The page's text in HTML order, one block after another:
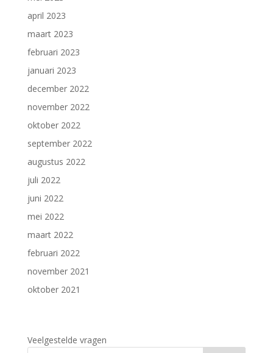
april 2023
maart 2023
februari 2023
januari 2023
december 2022
november 2022
oktober 2022
september 2022
augustus 2022
juli 2022
juni 2022
mei 2022
maart 2022
februari 2022
november 2021
oktober 2021
Veelgestelde vragen